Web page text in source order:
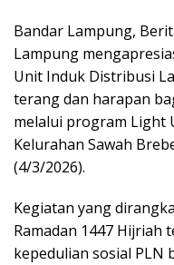
Bandar Lampung,
Lampung
Unit Induk Distribusi
terang dan harapan
melalui program Light
Kelurahan Sawah
(4/3/2026).
Kegiatan yang
Ramadan 1447 Hijriah
kepedulian sosial PLN